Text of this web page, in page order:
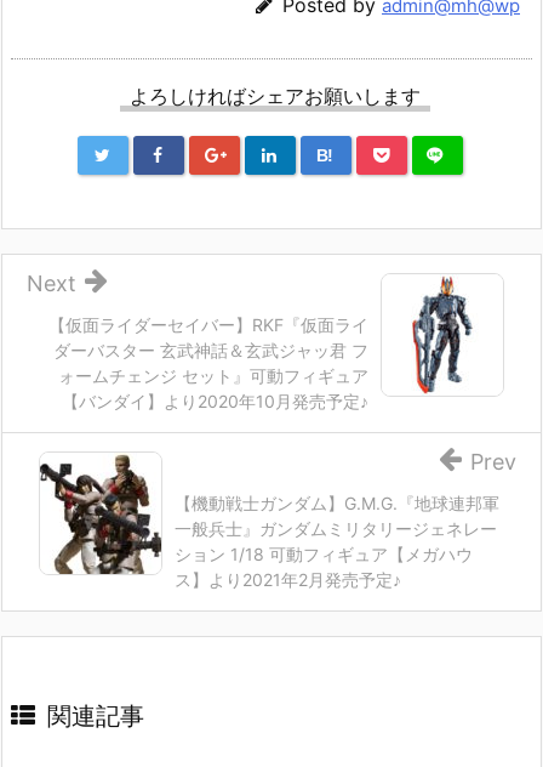
Posted by admin@mh@wp
よろしければシェアお願いします
B!
【仮面ライダーセイバー】RKF『仮面ライ
ダーバスター 玄武神話＆玄武ジャッ君 フ
ォームチェンジ セット』可動フィギュア
【バンダイ】より2020年10月発売予定♪
Next
【機動戦士ガンダム】G.M.G.『地球連邦軍
一般兵士』ガンダムミリタリージェネレー
ション 1/18 可動フィギュア【メガハウ
ス】より2021年2月発売予定♪
Prev
関連記事